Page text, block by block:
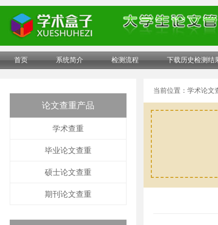
首页 系统简介 检测流程 下载历史检测结
论文查重产品
学术查重
毕业论文查重
硕士论文查重
期刊论文查重
当前位置： 学术论文